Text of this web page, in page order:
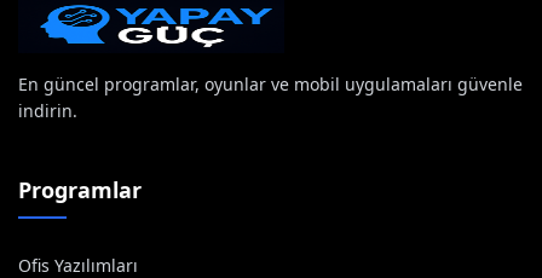
En güncel programlar, oyunlar ve mobil uygulamaları güvenle
indirin.
Programlar
Ofis Yazılımları